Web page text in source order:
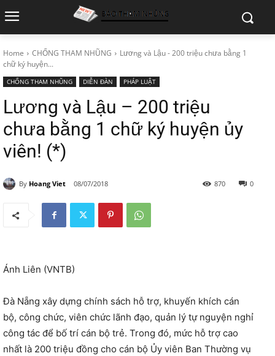
Home CHỐNG THAM NHŨNG
Lương và Lậu - 200 triệu chưa bằng 1
chữ ký huyện...
CHỐNG THAM NHŨNG DIỄN ĐÀN PHÁP LUẬT
Lương và Lậu – 200 triệu
chưa bằng 1 chữ ký huyện ủy
viên! (*)
By Hoang Viet 08/07/2018 0
870
Ánh Liên (VNTB)
Đà Nẵng xây dựng chính sách hỗ trợ, khuyến khích cán
bộ, công chức, viên chức lãnh đạo, quản lý tự nguyện nghỉ
công tác để bố trí cán bộ trẻ. Trong đó, mức hỗ trợ cao
nhất là 200 triệu đồng cho cán bộ Ủy viên Ban Thường vụ